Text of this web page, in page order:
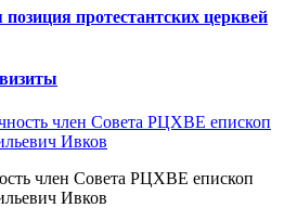
протестантских церквей
член Совета РЦХВЕ епископ
Ивков